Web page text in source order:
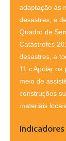
adaptação às
desastres; e
Quadro de
Catástrofes
desastres, a
11.c Apoiar os
meio de
construções
materiais
Indicadores